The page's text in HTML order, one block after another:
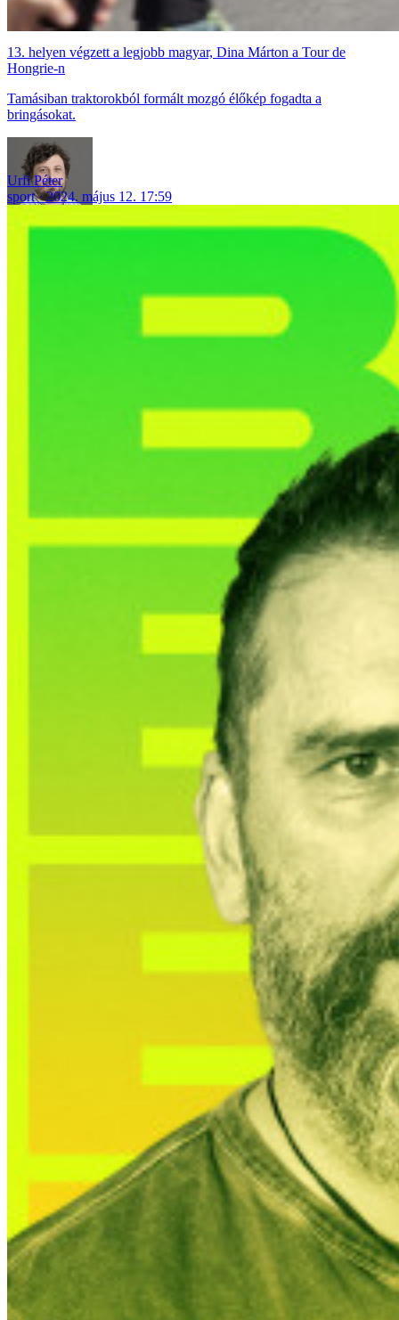
13. helyen végzett a legjobb magyar, Dina Márton a Tour de
Hongrie-n
Tamásiban traktorokból formált mozgó élőkép fogadta a
bringásokat.
Urfi Péter
sport
2024. május 12. 17:59